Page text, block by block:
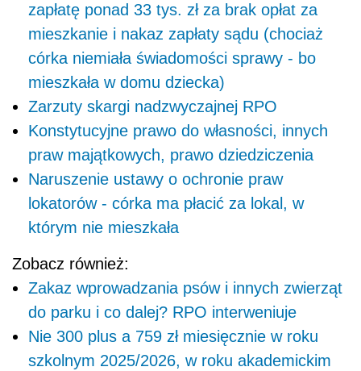
zapłatę ponad 33 tys. zł za brak opłat za
mieszkanie i nakaz zapłaty sądu (chociaż
córka niemiała świadomości sprawy - bo
mieszkała w domu dziecka)
Zarzuty skargi nadzwyczajnej RPO
Konstytucyjne prawo do własności, innych
praw majątkowych, prawo dziedziczenia
Naruszenie ustawy o ochronie praw
lokatorów - córka ma płacić za lokal, w
którym nie mieszkała
Zobacz również:
Zakaz wprowadzania psów i innych zwierząt
do parku i co dalej? RPO interweniuje
Nie 300 plus a 759 zł miesięcznie w roku
szkolnym 2025/2026, w roku akademickim